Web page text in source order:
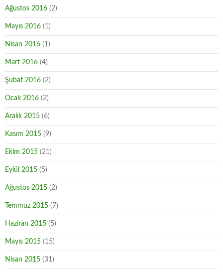
Ağustos 2016 (2)
Mayıs 2016 (1)
Nisan 2016 (1)
Mart 2016 (4)
Şubat 2016 (2)
Ocak 2016 (2)
Aralık 2015 (6)
Kasım 2015 (9)
Ekim 2015 (21)
Eylül 2015 (5)
Ağustos 2015 (2)
Temmuz 2015 (7)
Haziran 2015 (5)
Mayıs 2015 (15)
Nisan 2015 (31)